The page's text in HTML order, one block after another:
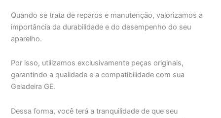
Quando se trata de reparos e manutenção, valorizamos a
importância da durabilidade e do desempenho do seu
aparelho.
Por isso, utilizamos exclusivamente peças originais,
garantindo a qualidade e a compatibilidade com sua
Geladeira GE.
Dessa forma, você terá a tranquilidade de que seu